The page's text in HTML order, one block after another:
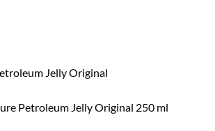
Petroleum Jelly Original 250 ml